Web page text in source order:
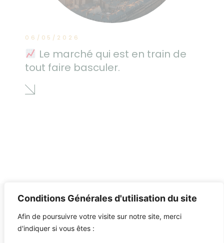
Conditions Générales d'utilisation du site
Afin de poursuivre votre visite sur notre site, merci
d'indiquer si vous êtes :
06/05/2026
Le marché qui est en train de
tout faire basculer.